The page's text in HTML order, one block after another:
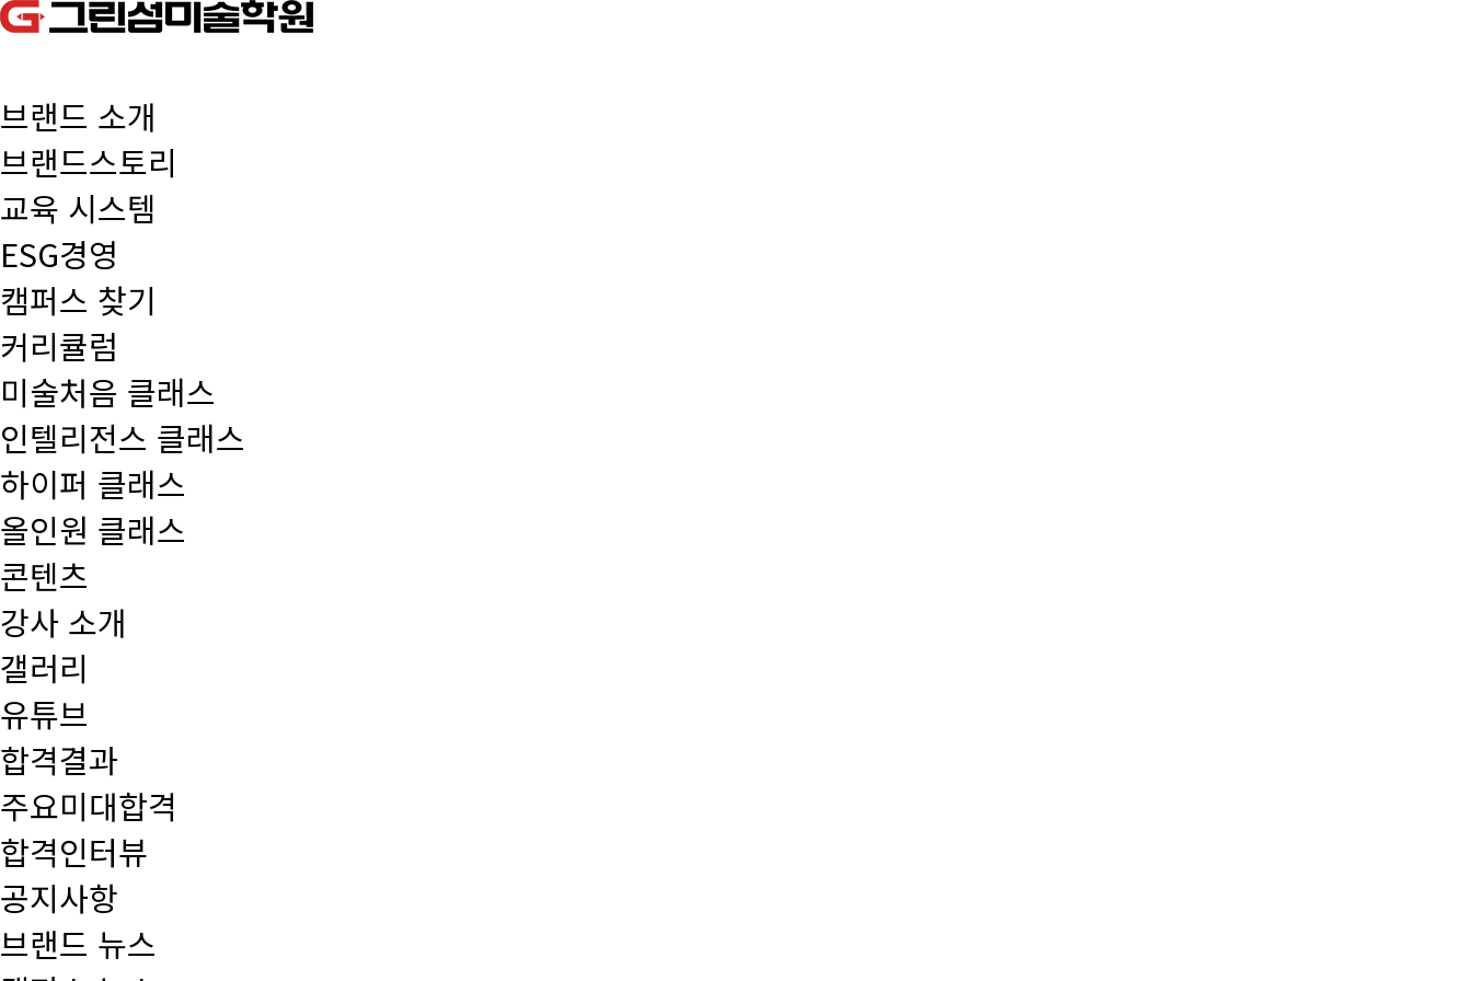
브랜드 소개
브랜드스토리
교육 시스템
ESG경영
캠퍼스 찾기
커리큘럼
미술처음 클래스
인텔리전스 클래스
하이퍼 클래스
올인원 클래스
콘텐츠
강사 소개
갤러리
유튜브
합격결과
주요미대합격
합격인터뷰
공지사항
브랜드 뉴스